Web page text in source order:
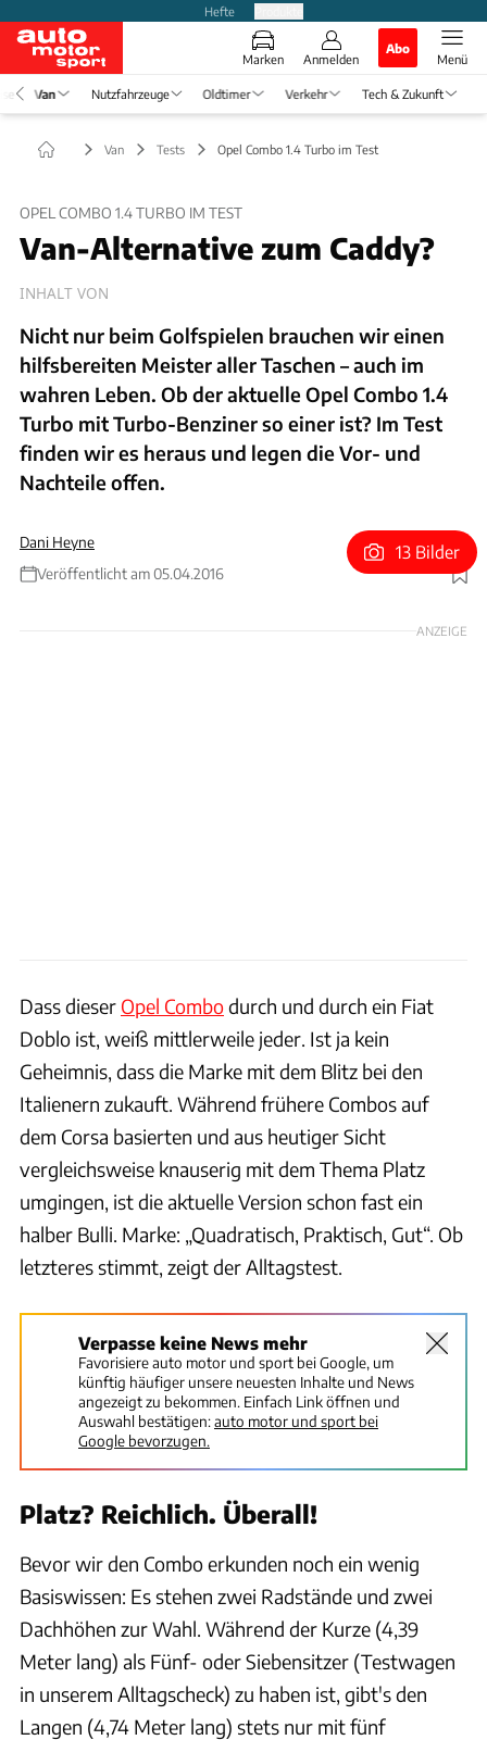
Hefte
Marken Anmelden
Abo
Menü
Van Nutzfahrzeuge Oldtimer Verkehr Tech & Zukunft
Van Tests Opel Combo 1.4 Turbo im Test
OPEL COMBO 1.4 TURBO IM TEST
Van-Alternative zum Caddy?
INHALT VON
Nicht nur beim Golfspielen brauchen wir einen
hilfsbereiten Meister aller Taschen – auch im
wahren Leben. Ob der aktuelle Opel Combo 1.4
Turbo mit Turbo-Benziner so einer ist? Im Test
finden wir es heraus und legen die Vor- und
Nachteile offen.
Dani Heyne
Veröffentlicht am 05.04.2016
Foto: Dani Heyne
13 Bilder
ANZEIGE
Dass dieser Opel Combodurch und durch ein Fiat
Doblo ist, weiß mittlerweile jeder. Ist ja kein
Geheimnis, dass die Marke mit dem Blitz bei den
Italienern zukauft. Während frühere Combos auf
dem Corsa basierten und aus heutiger Sicht
vergleichsweise knauserig mit dem Thema Platz
umgingen, ist die aktuelle Version schon fast ein
halber Bulli. Marke: „Quadratisch, Praktisch, Gut“. Ob
letzteres stimmt, zeigt der Alltagstest.
Verpasse keine News mehr
Favorisiere auto motor und sport bei Google, um
künftig häufiger unsere neuesten Inhalte und News
angezeigt zu bekommen. Einfach Link öffnen und
Auswahl bestätigen:auto motor und sport bei
Google bevorzugen.
Platz? Reichlich. Überall!
Bevor wir den Combo erkunden noch ein wenig
Basiswissen: Es stehen zwei Radstände und zwei
Dachhöhen zur Wahl. Während der Kurze (4,39
Meter lang) als Fünf- oder Siebensitzer (Testwagen
in unserem Alltagscheck) zu haben ist, gibt's den
Langen (4,74 Meter lang) stets nur mit fünf